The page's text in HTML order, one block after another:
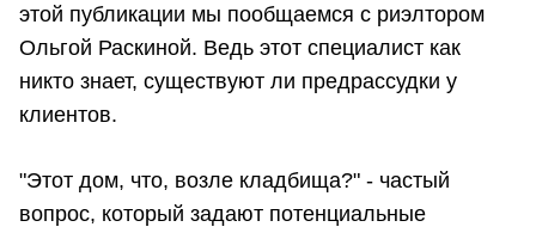
этой публикации мы пообщаемся с риэлтором
Ольгой Раскиной. Ведь этот специалист как
никто знает, существуют ли предрассудки у
клиентов.
"Этот дом, что, возле кладбища?" - частый
вопрос, который задают потенциальные